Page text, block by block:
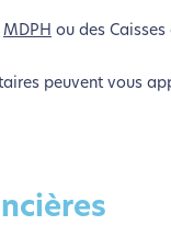
MDPH ou des
peuvent vous